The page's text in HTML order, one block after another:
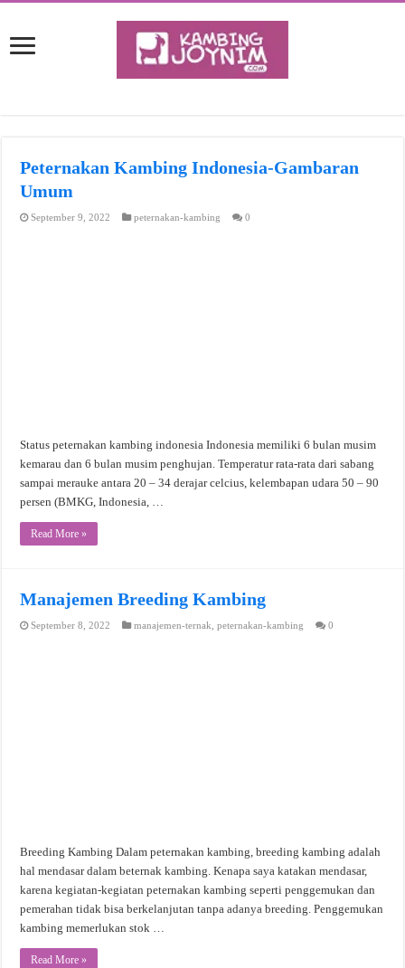
Peternakan Kambing Indonesia-Gambaran
Umum
September 9, 2022 peternakan-kambing 0
Status peternakan kambing indonesia Indonesia memiliki 6 bulan musim
kemarau dan 6 bulan musim penghujan. Temperatur rata-rata dari sabang
sampai merauke antara 20 – 34 derajar celcius, kelembapan udara 50 – 90
persen (BMKG, Indonesia, …
Read More »
Manajemen Breeding Kambing
September 8, 2022 manajemen-ternak ,peternakan-kambing 0
Breeding Kambing Dalam peternakan kambing, breeding kambing adalah
hal mendasar dalam beternak kambing. Kenapa saya katakan mendasar,
karena kegiatan-kegiatan peternakan kambing seperti penggemukan dan
pemerahan tidak bisa berkelanjutan tanpa adanya breeding. Penggemukan
kambing memerlukan stok …
Read More »